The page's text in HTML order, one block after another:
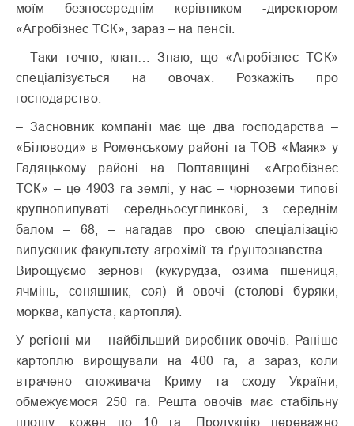
моїм безпосереднім керівником -директором
«Агробізнес ТСК», зараз – на пенсії.
– Таки точно, клан… Знаю, що «Агробізнес ТСК»
спеціалізується на овочах. Розкажіть про
господарство.
– Засновник компанії має ще два господарства –
«Біловоди» в Роменському районі та ТОВ «Маяк» у
Гадяцькому районі на Полтавщині. «Агробізнес
ТСК» – це 4903 га землі, у нас – чорноземи типові
крупнопилуваті середньосуглинкові, з середнім
балом – 68, – нагадав про свою спеціалізацію
випускник факультету агрохімії та ґрунтознавства. –
Вирощуємо зернові (кукурудза, озима пшениця,
ячмінь, соняшник, соя) й овочі (столові буряки,
морква, капуста, картопля).
У регіоні ми – найбільший виробник овочів. Раніше
картоплю вирощували на 400 га, а зараз, коли
втрачено споживача Криму та сходу України,
обмежуємося 250 га. Решта овочів має стабільну
площу -кожен по 10 га. Продукцію переважно